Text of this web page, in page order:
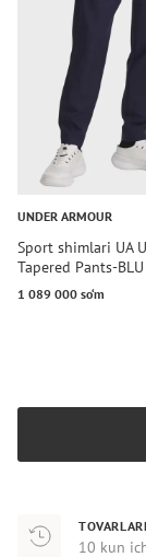
UNDER ARMOUR
Sport shimlari UA
Tapered Pants-BLU
1 089 000 so‘m
10 kun